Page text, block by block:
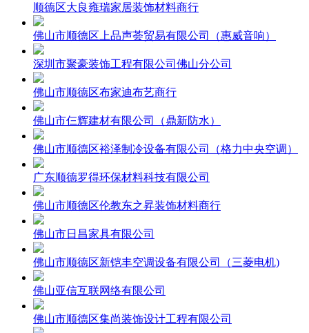
顺德区大良雍瑞家居装饰材料商行
佛山市顺德区上品声荟贸易有限公司（惠威音响）
深圳市聚豪装饰工程有限公司佛山分公司
佛山市顺德区布家迪布艺商行
佛山市仨辉建材有限公司（鼎新防水）
佛山市顺德区裕泽制冷设备有限公司（格力中央空调）
广东顺德罗得环保材料科技有限公司
佛山市顺德区伦教东之昇装饰材料商行
佛山市日昌家具有限公司
佛山市顺德区新铠丰空调设备有限公司（三菱电机)
佛山亚信互联网络有限公司
佛山市顺德区集尚装饰设计工程有限公司